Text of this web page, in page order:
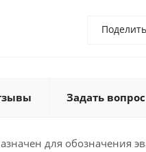
Задать вопрос
для